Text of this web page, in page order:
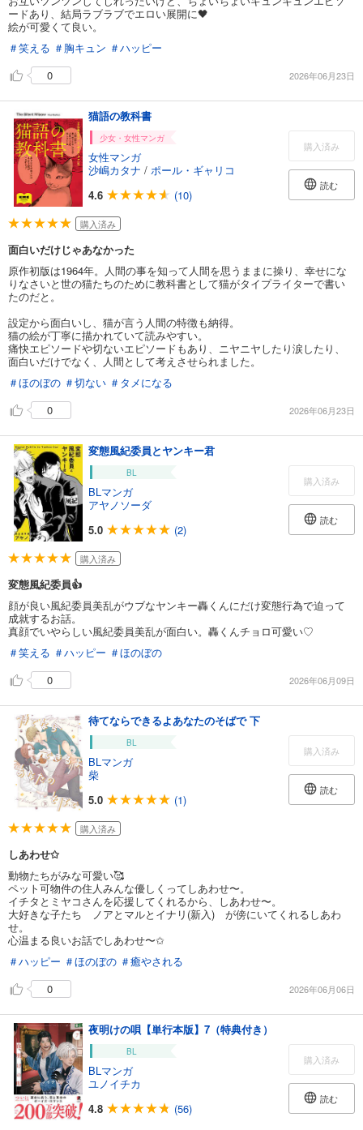
ードあり、結局ラブラブでエロい展開に🖤
絵が可愛くて良い。
＃笑える ＃胸キュン ＃ハッピー
0
2026年06月23日
猫語の教科書
少女・女性マンガ
女性マンガ
沙嶋カタナ / ポール・ギャリコ
4.6
(10)
購入済み
読む
購入済み
面白いだけじゃあなかった
原作初版は1964年。人間の事を知って人間を思うままに操り、幸せにな
りなさいと世の猫たちのために教科書として猫がタイプライターで書い
たのだと。
設定から面白いし、猫が言う人間の特徴も納得。
猫の絵が丁寧に描かれていて読みやすい。
痛快エピソードや切ないエピソードもあり、ニヤニヤしたり涙したり、
面白いだけでなく、人間として考えさせられました。
＃ほのぼの ＃切ない ＃タメになる
0
2026年06月23日
変態風紀委員とヤンキー君
BL
BLマンガ
アヤノソーダ
5.0
(2)
購入済み
読む
購入済み
変態風紀委員👍
顔が良い風紀委員美乱がウブなヤンキー轟くんにだけ変態行為で迫って
成就するお話。
真顔でいやらしい風紀委員美乱が面白い。轟くんチョロ可愛い♡
＃笑える ＃ハッピー ＃ほのぼの
0
2026年06月09日
待てならできるよあなたのそばで 下
BL
BLマンガ
柴
5.0
(1)
購入済み
読む
購入済み
しあわせ✩
動物たちがみな可愛い🥰
ペット可物件の住人みんな優しくってしあわせ〜。
イチタとミヤコさんを応援してくれるから、しあわせ〜。
大好きな子たち ノアとマルとイナリ(新入) が傍にいてくれるしあわ
せ。
心温まる良いお話でしあわせ〜✩
＃ハッピー ＃ほのぼの ＃癒やされる
0
2026年06月06日
夜明けの唄【単行本版】7（特典付き）
BL
BLマンガ
ユノイチカ
4.8
(56)
購入済み
読む